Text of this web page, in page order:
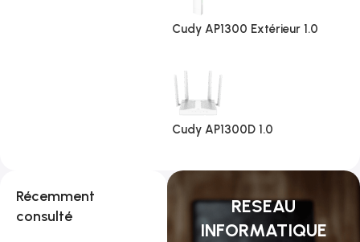
Récemment
consulté
RESEAU
INFORMATIQUE
Cudy AP1300 Extérieur 1.0
Cudy AP1300D 1.0